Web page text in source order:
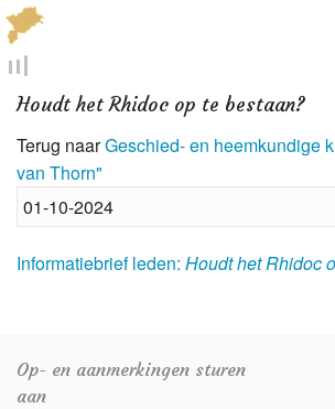
Menu
Dialect
Locaties
Verenigingsinfo
Houdt het Rhidoc op te bestaan?
Terug naarGeschied- en heemkundige
van Thorn"
01-10-2024
Informatiebrief leden: Houdt het Rhidoc
Op- en aanmerkingen sturen
aan